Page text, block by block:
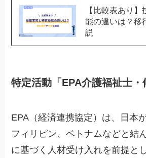
【比較表あり
能の違いは？移
説
特定活動「EPA介護福祉士・
EPA（経済連携協定）は、日本
フィリピン、ベトナムなどと結
に基づく人材受け入れを前提と